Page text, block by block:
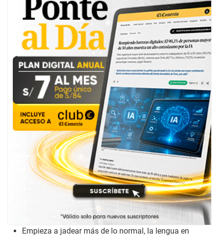
Empieza a jadear más de lo normal, la lengua en